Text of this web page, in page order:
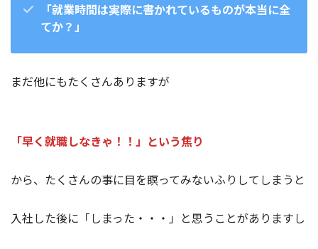
「就業時間は実際に書かれているものが本当に全
てか？」
まだ他にもたくさんありますが
「早く就職しなきゃ！！」という焦り
から、たくさんの事に目を瞑ってみないふりしてしまうと
入社した後に「しまった・・・」と思うことがありますし